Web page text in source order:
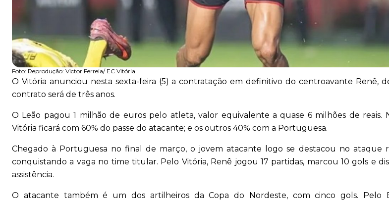
Foto: Reprodução: Victor Ferreia/ EC Vitória
O Vitória anunciou nesta sexta-feira (5) a contratação em definitivo do centroavante Renê,
contrato será de três anos.
O Leão pagou 1 milhão de euros pelo atleta, valor equivalente a quase 6 milhões de reais.
Vitória ficará com 60% do passe do atacante; e os outros 40% com a Portuguesa.
Chegado à Portuguesa no final de março, o jovem atacante logo se destacou no ataque
conquistando a vaga no time titular. Pelo Vitória, Renê jogou 17 partidas, marcou 10 gols e
assistência.
O atacante também é um dos artilheiros da Copa do Nordeste, com cinco gols. Pelo